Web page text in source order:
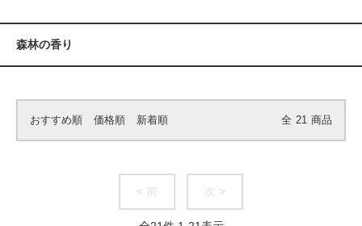
森林の香り
おすすめ順 価格順 新着順 全 21 商品
< 前 次 >